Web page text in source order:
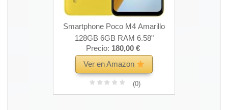
Smartphone Poco M4 Amarillo
128GB 6GB RAM 6.58"
Precio: 180,00 €
Ver en Amazon
(0)